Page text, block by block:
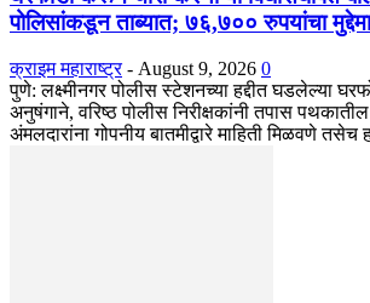
पोलिसांकडून ताब्यात; ७६,७०० रुपयांचा
क्राइम महाराष्ट्र - August 9, 2026 0
पुणे: लक्ष्मीनगर पोलीस स्टेशनच्या हद्दीत घडलेल्या
अनुषंगाने, वरिष्ठ पोलीस निरीक्षकांनी तपास
अंमलदारांना गोपनीय बातमीद्वारे माहिती मिळवणे तसेच